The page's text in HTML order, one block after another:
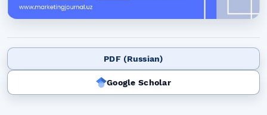
PDF (Russian)
Google Scholar